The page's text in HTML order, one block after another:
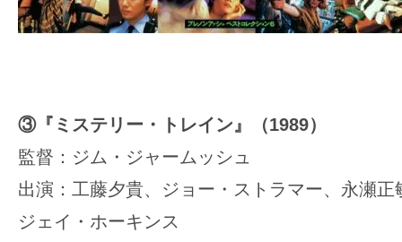
③『ミステリー・トレイン』（1989）
監督：ジム・ジャームッシュ
出演：工藤夕貴、ジョー・ストラマー、永瀬
ジェイ・ホーキンス